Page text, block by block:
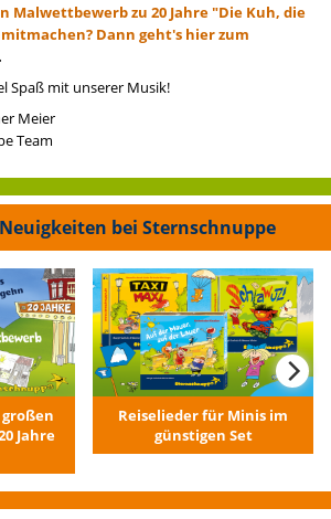
Malwettbewerb zu 20 Jahre "Die Kuh, die
Dann geht's hier zum
Spaß mit unserer Musik!
Meier
Team
bei Sternschnuppe
Jahre
Reiselieder für Minis im
günstigen Set